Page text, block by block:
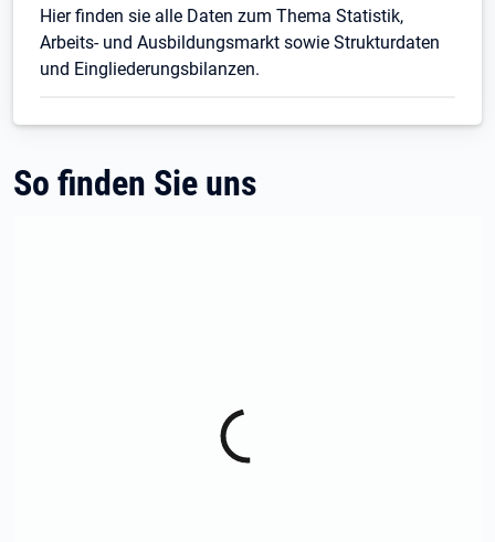
Hier finden sie alle Daten zum Thema Statistik,
Arbeits- und Ausbildungsmarkt sowie Strukturdaten
und Eingliederungsbilanzen.
So finden Sie uns